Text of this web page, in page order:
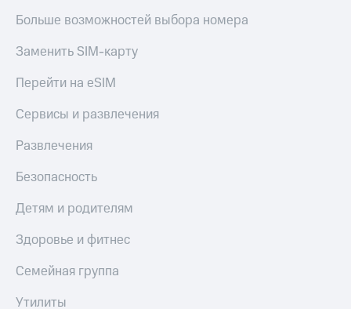
Больше возможностей выбора номера
Заменить SIM-карту
Перейти на eSIM
Сервисы и развлечения
Развлечения
Безопасность
Детям и родителям
Здоровье и фитнес
Семейная группа
Утилиты